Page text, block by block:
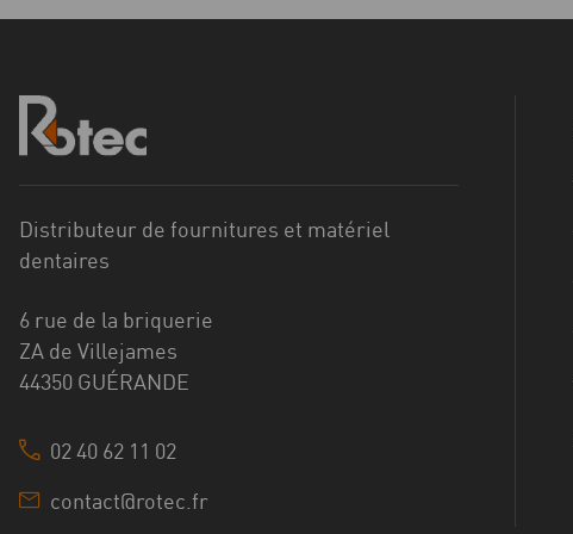
Distributeur de fournitures et matériel
dentaires
6 rue de la briquerie
ZA de Villejames
44350 GUÉRANDE
02 40 62 11 02
contact@rotec.fr